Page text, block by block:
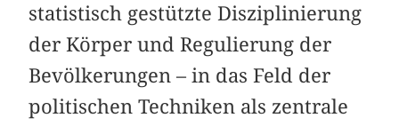
statistisch gestützte Disziplinierung
der Körper und Regulierung der
Bevölkerungen – in das Feld der
politischen Techniken als zentrale